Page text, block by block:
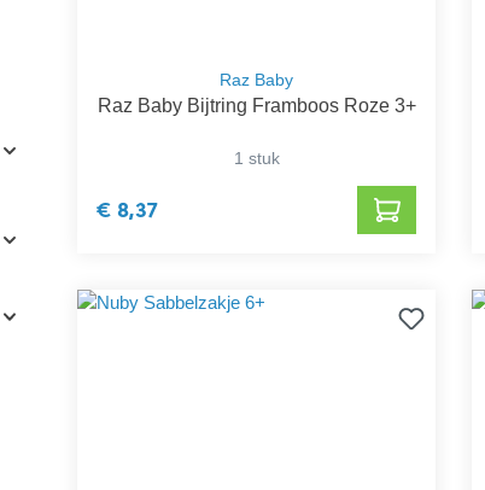
Raz Baby
Raz Baby Bijtring Framboos Roze 3+
1 stuk
€ 8,37